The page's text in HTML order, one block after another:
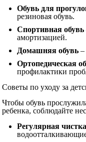
Обувь для
резиновая обувь.
Спортивная обувь
амортизацией.
Домашняя обувь –
Ортопедическая
профилактики
Советы по уходу за
Чтобы обувь
ребенка, соблюдайте
Регулярная чистка